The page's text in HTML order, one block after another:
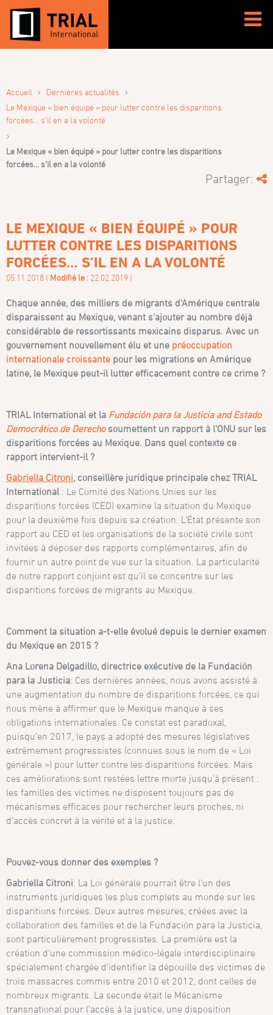
Accueil › Dernières actualités ›
Le Mexique « bien équipé » pour lutter contre les disparitions
forcées… s’il en a la volonté
›
Le Mexique « bien équipé » pour lutter contre les disparitions
forcées… s’il en a la volonté
Partager:
LE MEXIQUE « BIEN ÉQUIPÉ » POUR
LUTTER CONTRE LES DISPARITIONS
FORCÉES… S’IL EN A LA VOLONTÉ
05.11.2018 ( Modifié le : 22.02.2019 )
Chaque année, des milliers de migrants d’Amérique centrale
disparaissent au Mexique, venant s’ajouter au nombre déjà
considérable de ressortissants mexicains disparus. Avec un
gouvernement nouvellement élu et une préoccupation
internationale croissante pour les migrations en Amérique
latine, le Mexique peut-il lutter efficacement contre ce crime ?
TRIAL International et la Fundación para la Justicia and Estado
Democrático de Derecho soumettent un rapport à l’ONU sur les
disparitions forcées au Mexique. Dans quel contexte ce
rapport intervient-il ?
Gabriella Citroni, conseillère juridique principale chez TRIAL
International : Le Comité des Nations Unies sur les
disparitions forcées (CED) examine la situation du Mexique
pour la deuxième fois depuis sa création. L’État présente son
rapport au CED et les organisations de la société civile sont
invitées à déposer des rapports complémentaires, afin de
fournir un autre point de vue sur la situation. La particularité
de notre rapport conjoint est qu’il se concentre sur les
disparitions forcées de migrants au Mexique.
Comment la situation a-t-elle évolué depuis le dernier examen
du Mexique en 2015 ?
Ana Lorena Delgadillo, directrice exécutive de la Fundación
para la Justicia: Ces dernières années, nous avons assisté à
une augmentation du nombre de disparitions forcées, ce qui
nous mène à affirmer que le Mexique manque à ses
obligations internationales. Ce constat est paradoxal,
puisqu’en 2017, le pays a adopté des mesures législatives
extrêmement progressistes (connues sous le nom de « Loi
générale ») pour lutter contre les disparitions forcées. Mais
ces améliorations sont restées lettre morte jusqu’à présent :
les familles des victimes ne disposent toujours pas de
mécanismes efficaces pour rechercher leurs proches, ni
d’accès concret à la vérité et à la justice.
Pouvez-vous donner des exemples ?
Gabriella Citroni: La Loi générale pourrait être l’un des
instruments juridiques les plus complets au monde sur les
disparitions forcées. Deux autres mesures, créées avec la
collaboration des familles et de la Fundación para la Justicia,
sont particulièrement progressistes. La première est la
création d’une commission médico-légale interdisciplinaire
spécialement chargée d’identifier la dépouille des victimes de
trois massacres commis entre 2010 et 2012, dont celles de
nombreux migrants. La seconde était le Mécanisme
transnational pour l’accès à la justice, une disposition